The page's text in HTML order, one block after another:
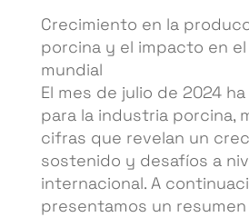
Crecimiento en la
porcina y el impacto en
mundial
El mes de julio de 2024
para la industria porcina,
cifras que revelan un
sostenido y desafíos a
internacional. A
presentamos un